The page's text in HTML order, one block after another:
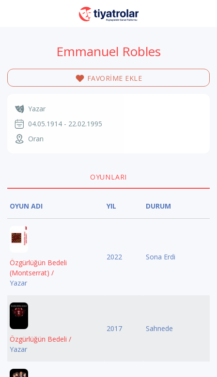
Emmanuel Robles
FAVORİME EKLE
Yazar
04.05.1914 - 22.02.1995
Oran
OYUNLARI
OYUN ADI YIL DURUM
Özgürlüğün Bedeli
(Montserrat) /
Yazar
2022 Sona Erdi
Özgürlüğün Bedeli /
Yazar
2017 Sahnede